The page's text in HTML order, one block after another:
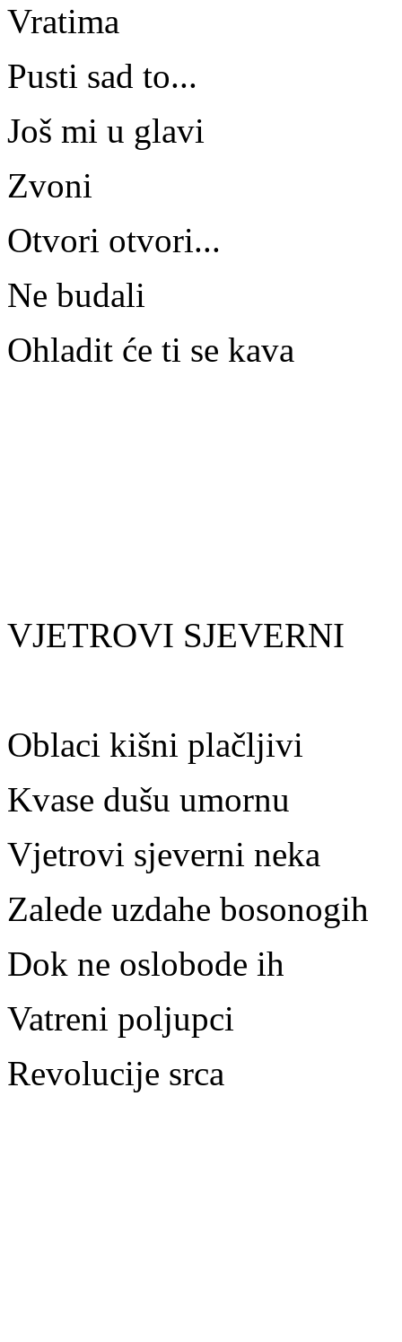
Vratima
Pusti sad to...
Još mi u glavi
Zvoni
Otvori otvori...
Ne budali
Ohladit će ti se kava
VJETROVI SJEVERNI
Oblaci kišni plačljivi
Kvase dušu umornu
Vjetrovi sjeverni neka
Zalede uzdahe bosonogih
Dok ne oslobode ih
Vatreni poljupci
Revolucije srca